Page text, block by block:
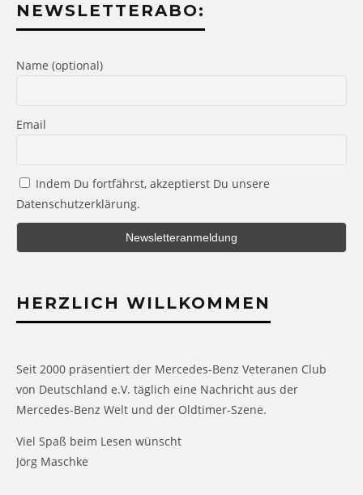
NEWSLETTERABO:
Name (optional)
Email
Indem Du fortfährst, akzeptierst Du unsere
Datenschutzerklärung.
HERZLICH WILLKOMMEN
Seit 2000 präsentiert der Mercedes-Benz Veteranen Club
von Deutschland e.V. täglich eine Nachricht aus der
Mercedes-Benz Welt und der Oldtimer-Szene.
Viel Spaß beim Lesen wünscht
Jörg Maschke